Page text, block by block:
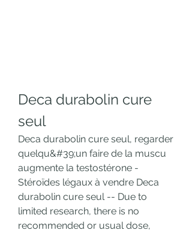
Deca durabolin cure
seul
Deca durabolin cure seul, regarder
quelqu&#39;un faire de la muscu
augmente la testostérone -
Stéroïdes légaux à vendre Deca
durabolin cure seul -- Due to
limited research, there is no
recommended or usual dose,